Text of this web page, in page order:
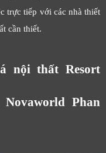
trực tiếp với các nhà thiết
cần thiết.
nội thất Resort
Phan